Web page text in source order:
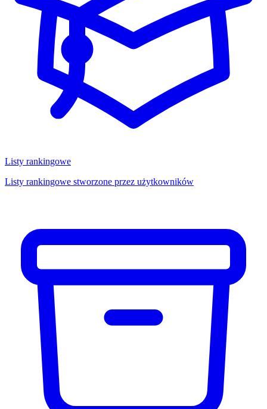
Listy rankingowe
Listy rankingowe stworzone przez użytkowników